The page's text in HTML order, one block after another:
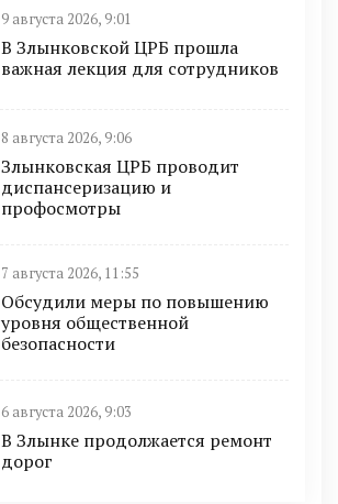
9 августа 2026, 9:01
В Злынковской ЦРБ прошла
важная лекция для сотрудников
8 августа 2026, 9:06
Злынковская ЦРБ проводит
диспансеризацию и
профосмотры
7 августа 2026, 11:55
Обсудили меры по повышению
уровня общественной
безопасности
6 августа 2026, 9:03
В Злынке продолжается ремонт
дорог